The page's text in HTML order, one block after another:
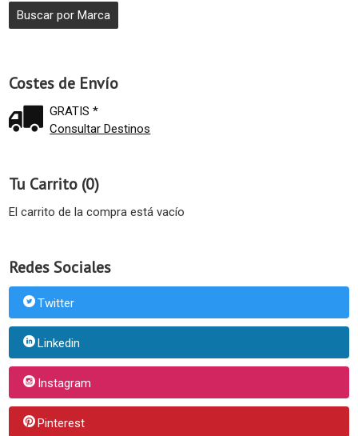
Costes de Envío
GRATIS *
Consultar Destinos
Tu Carrito (0)
El carrito de la compra está vacío
Redes Sociales
Twitter
Linkedin
Instagram
Pinterest